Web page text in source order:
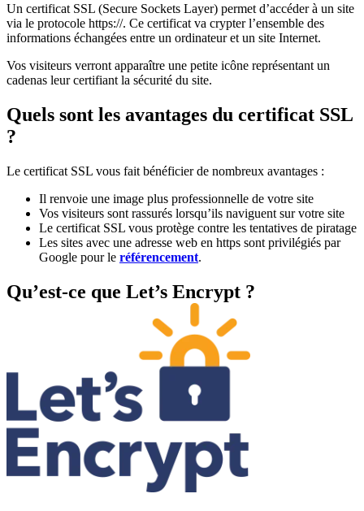
Un certificat SSL (Secure Sockets Layer) permet d’accéder à un site
via le protocole https://. Ce certificat va crypter l’ensemble des
informations échangées entre un ordinateur et un site Internet.
Vos visiteurs verront apparaître une petite icône représentant un
cadenas leur certifiant la sécurité du site.
Quels sont les avantages du certificat SSL
?
Le certificat SSL vous fait bénéficier de nombreux avantages :
Il renvoie une image plus professionnelle de votre site
Vos visiteurs sont rassurés lorsqu’ils naviguent sur votre site
Le certificat SSL vous protège contre les tentatives de piratage
Les sites avec une adresse web en https sont privilégiés par
Google pour le référencement.
Qu’est-ce que Let’s Encrypt ?